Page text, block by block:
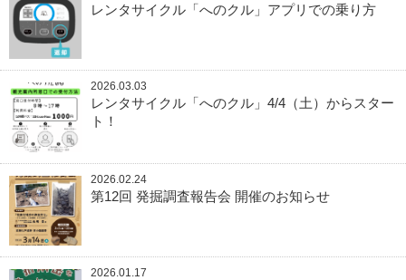
レンタサイクル「へのクル」アプリでの乗り方
2026.03.03
レンタサイクル「へのクル」4/4（土）からスター
ト！
2026.02.24
第12回 発掘調査報告会 開催のお知らせ
2026.01.17